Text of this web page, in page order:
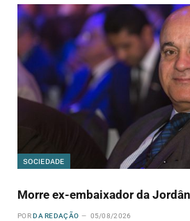
SOCIEDADE
Morre ex-embaixador da
POR DA REDAÇÃO 05/08/2026